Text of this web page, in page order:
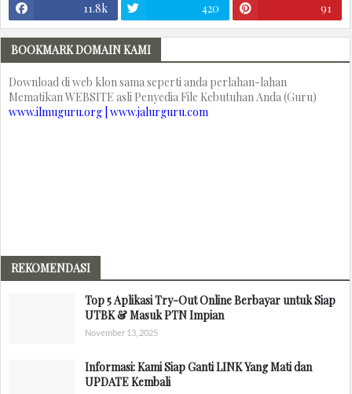
11.8k 420 91
BOOKMARK DOMAIN KAMI
Download di web klon sama seperti anda perlahan-lahan
Mematikan WEBSITE asli Penyedia File Kebutuhan Anda (Guru)
www.ilmuguru.org | www.jalurguru.com
REKOMENDASI
Top 5 Aplikasi Try-Out Online Berbayar untuk Siap
UTBK & Masuk PTN Impian
November 13, 2025
Informasi: Kami Siap Ganti LINK Yang Mati dan
UPDATE Kembali